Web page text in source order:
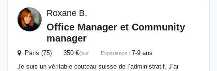
Roxane B.
Office Manager et Community
manager
Paris (75) 350 €/jour Expérience : 7-9 ans
Je suis un véritable couteau suisse de l’administratif. J’ai